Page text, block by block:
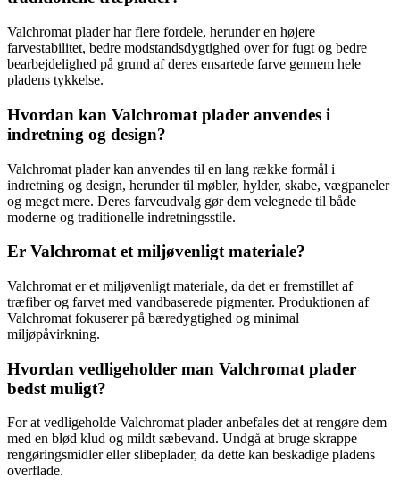
Valchromat plader har flere fordele, herunder en højere
farvestabilitet, bedre modstandsdygtighed over for fugt og bedre
bearbejdelighed på grund af deres ensartede farve gennem hele
pladens tykkelse.
Hvordan kan Valchromat plader anvendes i
indretning og design?
Valchromat plader kan anvendes til en lang række formål i
indretning og design, herunder til møbler, hylder, skabe, vægpaneler
og meget mere. Deres farveudvalg gør dem velegnede til både
moderne og traditionelle indretningsstile.
Er Valchromat et miljøvenligt materiale?
Valchromat er et miljøvenligt materiale, da det er fremstillet af
træfiber og farvet med vandbaserede pigmenter. Produktionen af
Valchromat fokuserer på bæredygtighed og minimal
miljøpåvirkning.
Hvordan vedligeholder man Valchromat plader
bedst muligt?
For at vedligeholde Valchromat plader anbefales det at rengøre dem
med en blød klud og mildt sæbevand. Undgå at bruge skrappe
rengøringsmidler eller slibeplader, da dette kan beskadige pladens
overflade.